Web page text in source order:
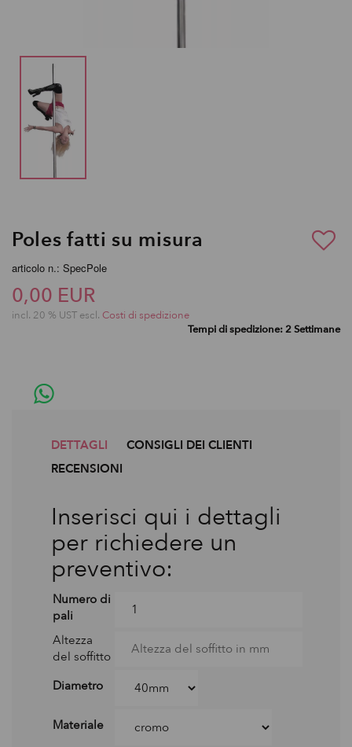
Poles fatti su misura
articolo n.: SpecPole
0,00 EUR
incl. 20 % UST escl. Costi di spedizione
Tempi di spedizione: 2 Settimane
DETTAGLI
CONSIGLI DEI CLIENTI
RECENSIONI
Inserisci qui i dettagli
per richiedere un
preventivo:
Numero di
pali
Altezza
del soffitto
Diametro
Materiale